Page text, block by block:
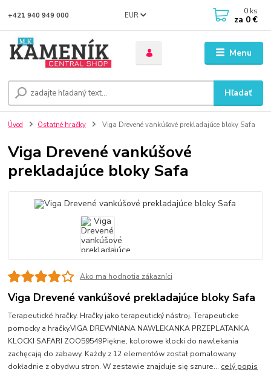
Menu
EUR
Hľadať
+421 940 949 000 0 ks
za 0 €
Úvod Ostatné hračky Viga Drevené vankúšové prekladajúce bloky Safa
Viga Drevené vankúšové
prekladajúce bloky Safa
Ako ma hodnotia zákazníci
Viga Drevené vankúšové prekladajúce bloky Safa
Terapeutické hračky. Hračky jako terapeutický nástroj. Terapeuticke
pomocky a hračky.VIGA DREWNIANA NAWLEKANKA PRZEPLATANKA
KLOCKI SAFARI ZOO59549Piękne, kolorowe klocki do nawlekania
zachęcają do zabawy. Każdy z 12 elementów został pomalowany
dokładnie z obydwu stron. W zestawie znajduje się sznure... celý popis